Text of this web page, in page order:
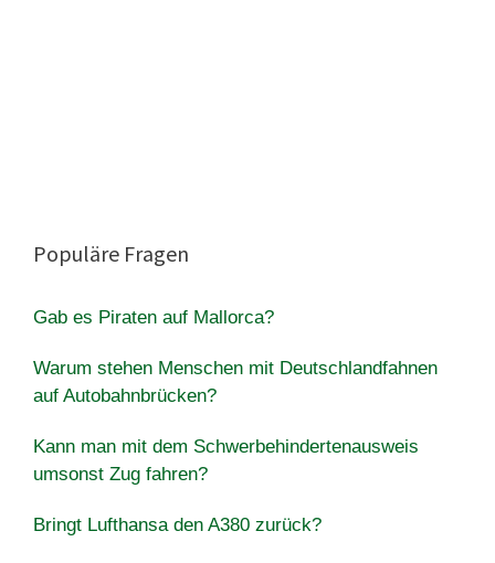
Populäre Fragen
Gab es Piraten auf Mallorca?
Warum stehen Menschen mit Deutschlandfahnen
auf Autobahnbrücken?
Kann man mit dem Schwerbehindertenausweis
umsonst Zug fahren?
Bringt Lufthansa den A380 zurück?